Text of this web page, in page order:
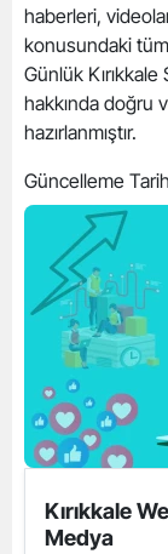
haberleri,
konusundaki
Günlük
hakkında doğru
hazırlanmıştır.
Güncelleme
Kırıkkale
Medya